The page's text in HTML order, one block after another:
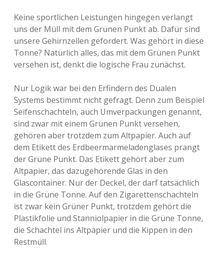
Keine sportlichen Leistungen hingegen verlangt
uns der Müll mit dem Grünen Punkt ab. Dafür sind
unsere Gehirnzellen gefordert. Was gehört in diese
Tonne? Natürlich alles, das mit dem Grünen Punkt
versehen ist, denkt die logische Frau zunächst.
Nur Logik war bei den Erfindern des Dualen
Systems bestimmt nicht gefragt. Denn zum Beispiel
Seifenschachteln, auch Umverpackungen genannt,
sind zwar mit einem Grünen Punkt versehen,
gehören aber trotzdem zum Altpapier. Auch auf
dem Etikett des Erdbeermarmeladenglases prangt
der Grüne Punkt. Das Etikett gehört aber zum
Altpapier, das dazugehörende Glas in den
Glascontainer. Nur der Deckel, der darf tatsächlich
in die Grüne Tonne. Auf den Zigarettenschachteln
ist zwar kein Grüner Punkt, trotzdem gehört die
Plastikfolie und Stanniolpapier in die Grüne Tonne,
die Schachtel ins Altpapier und die Kippen in den
Restmüll.